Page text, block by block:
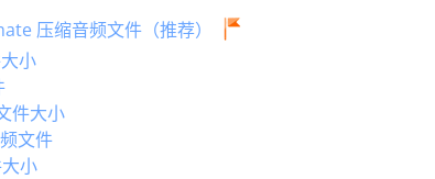
压缩音频文件（推荐）
小
件大小
文件
小